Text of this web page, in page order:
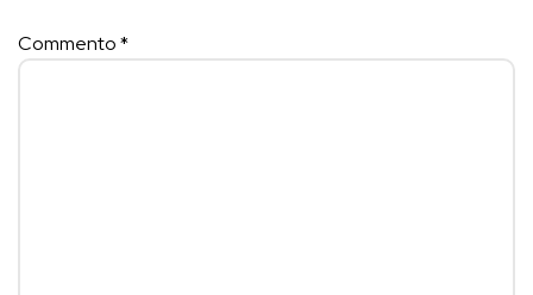
Commento*